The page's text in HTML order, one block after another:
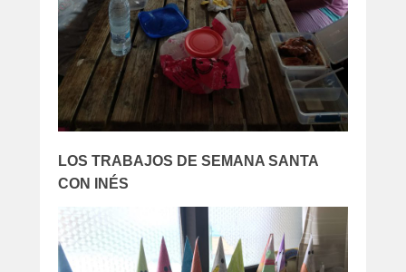
LOS TRABAJOS DE SEMANA SANTA
CON INÉS